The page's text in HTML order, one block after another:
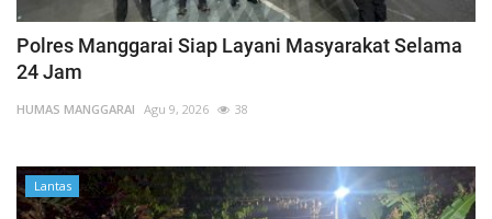
Polres Manggarai Siap Layani Masyarakat Selama
24 Jam
HUMAS MANGGARAI Agu 9, 2026 38
Lantas